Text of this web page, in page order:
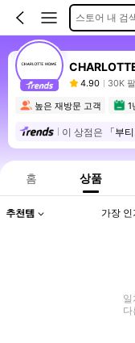
스토어 내 검
4.90 30K
높은 재방문 고객 1
이 상점은 「부
홈 상품
추천템 가장 인